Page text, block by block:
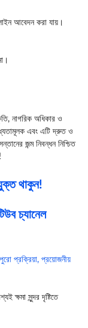
আবেদন করা যায়।
নাগরিক অধিকার ও
এবং এটি দ্রুত ও
জন্ম নিবন্ধন নিশ্চিত
থাকুন!
চ্যানেল
প্রক্রিয়া, প্রয়োজনীয়
ক্ষমা সুন্দর দৃষ্টিতে